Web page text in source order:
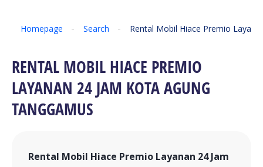
Homepage Search Rental Mobil Hiace Premio
RENTAL MOBIL HIACE PREMIO
LAYANAN 24 JAM KOTA AGUNG
TANGGAMUS
Rental Mobil Hiace Premio Layanan 24 Jam